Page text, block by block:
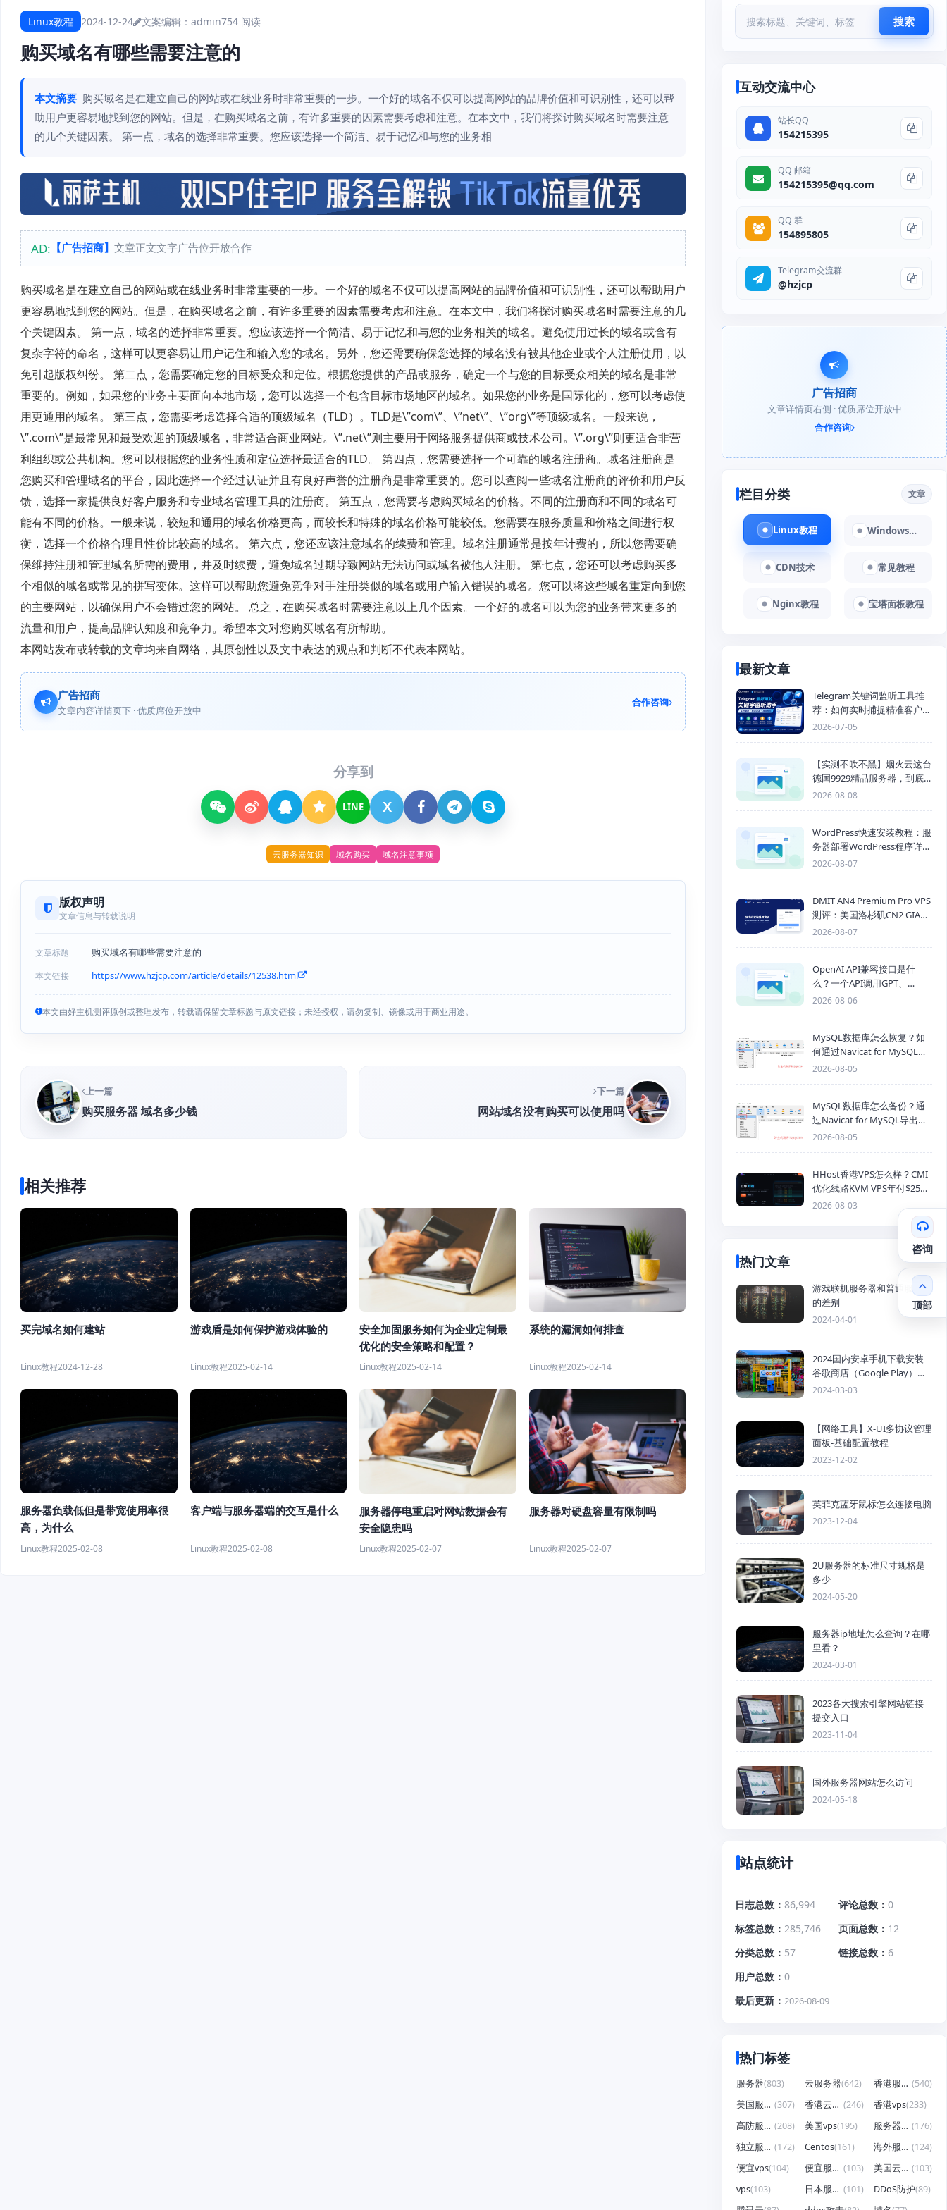
Linux教程 2024-12-24 文案编辑：admin754 阅读
购买域名有哪些需要注意的
本文摘要 购买域名是在建立自己的网站或在线业务时非常重要的一步。一个好的域名不仅可以提高网站的品牌价值和可识别性，还可以帮
助用户更容易地找到您的网站。但是，在购买域名之前，有许多重要的因素需要考虑和注意。在本文中，我们将探讨购买域名时需要注意
的几个关键因素。 第一点，域名的选择非常重要。您应该选择一个简洁、易于记忆和与您的业务相
AD: 【广告招商】 文章正文文字广告位开放合作
购买域名是在建立自己的网站或在线业务时非常重要的一步。一个好的域名不仅可以提高网站的品牌价值和可识别性，还可以帮助用户
更容易地找到您的网站。但是，在购买域名之前，有许多重要的因素需要考虑和注意。在本文中，我们将探讨购买域名时需要注意的几
个关键因素。 第一点，域名的选择非常重要。您应该选择一个简洁、易于记忆和与您的业务相关的域名。避免使用过长的域名或含有
复杂字符的命名，这样可以更容易让用户记住和输入您的域名。另外，您还需要确保您选择的域名没有被其他企业或个人注册使用，以
免引起版权纠纷。 第二点，您需要确定您的目标受众和定位。根据您提供的产品或服务，确定一个与您的目标受众相关的域名是非常
重要的。例如，如果您的业务主要面向本地市场，您可以选择一个包含目标市场地区的域名。如果您的业务是国际化的，您可以考虑使
用更通用的域名。 第三点，您需要考虑选择合适的顶级域名（TLD）。TLD是\”com\”、\”net\”、\”org\”等顶级域名。一般来说，
\”.com\”是最常见和最受欢迎的顶级域名，非常适合商业网站。\”.net\”则主要用于网络服务提供商或技术公司。\”.org\”则更适合非营
利组织或公共机构。您可以根据您的业务性质和定位选择最适合的TLD。 第四点，您需要选择一个可靠的域名注册商。域名注册商是
您购买和管理域名的平台，因此选择一个经过认证并且有良好声誉的注册商是非常重要的。您可以查阅一些域名注册商的评价和用户反
馈，选择一家提供良好客户服务和专业域名管理工具的注册商。 第五点，您需要考虑购买域名的价格。不同的注册商和不同的域名可
能有不同的价格。一般来说，较短和通用的域名价格更高，而较长和特殊的域名价格可能较低。您需要在服务质量和价格之间进行权
衡，选择一个价格合理且性价比较高的域名。 第六点，您还应该注意域名的续费和管理。域名注册通常是按年计费的，所以您需要确
保维持注册和管理域名所需的费用，并及时续费，避免域名过期导致网站无法访问或域名被他人注册。 第七点，您还可以考虑购买多
个相似的域名或常见的拼写变体。这样可以帮助您避免竞争对手注册类似的域名或用户输入错误的域名。您可以将这些域名重定向到您
的主要网站，以确保用户不会错过您的网站。 总之，在购买域名时需要注意以上几个因素。一个好的域名可以为您的业务带来更多的
流量和用户，提高品牌认知度和竞争力。希望本文对您购买域名有所帮助。
本网站发布或转载的文章均来自网络，其原创性以及文中表达的观点和判断不代表本网站。
广告招商
文章内容详情页下 · 优质席位开放中
合作咨询
分享到
LINE X
云服务器知识 域名购买 域名注意事项
版权声明
文章信息与转载说明
文章标题 购买域名有哪些需要注意的
本文链接 https://www.hzjcp.com/article/details/12538.html
本文由好主机测评原创或整理发布，转载请保留文章标题与原文链接；未经授权，请勿复制、镜像或用于商业用途。
上一篇
购买服务器 域名多少钱
下一篇
网站域名没有购买可以使用吗
相关推荐
买完域名如何建站
Linux教程2024-12-28
游戏盾是如何保护游戏体验的
Linux教程2025-02-14
安全加固服务如何为企业定制最
优化的安全策略和配置？
Linux教程2025-02-14
系统的漏洞如何排查
Linux教程2025-02-14
服务器负载低但是带宽使用率很
高，为什么
Linux教程2025-02-08
客户端与服务器端的交互是什么
Linux教程2025-02-08
服务器停电重启对网站数据会有
安全隐患吗
Linux教程2025-02-07
服务器对硬盘容量有限制吗
Linux教程2025-02-07
搜索
互动交流中心
站长QQ
154215395
QQ 邮箱
154215395@qq.com
QQ 群
154895805
Telegram交流群
@hzjcp
广告招商
文章详情页右侧 · 优质席位开放中
合作咨询
栏目分类 文章
Linux教程 Windows教程
CDN技术 常见教程
Nginx教程 宝塔面板教程
最新文章
Telegram关键词监听工具推
荐：如何实时捕捉精准客户，
提高获客效率？
2026-07-05
【实测不吹不黑】烟火云这台
德国9929精品服务器，到底
能不能打？
2026-08-08
WordPress快速安装教程：服
务器部署WordPress程序详细
步骤
2026-08-07
DMIT AN4 Premium Pro VPS
测评：美国洛杉矶CN2 GIA三
网优化线路性能测试
2026-08-07
OpenAI API兼容接口是什
么？一个API调用GPT、
Claude、Gemini、DeepSeek
2026-08-06
MySQL数据库怎么恢复？如
何通过Navicat for MySQL导
入SQL备份文件
2026-08-05
MySQL数据库怎么备份？通
过Navicat for MySQL导出
Mysql数据库为SQL格式备份
2026-08-05
HHost香港VPS怎么样？CMI
优化线路KVM VPS年付$25
起，4GB内存优惠套餐
2026-08-03
热门文章
游戏联机服务器和普通服务器
的差别
2024-04-01
2024国内安卓手机下载安装
谷歌商店（Google Play）详
细步骤
2024-03-03
【网络工具】X-UI多协议管理
面板-基础配置教程
2023-12-02
英菲克蓝牙鼠标怎么连接电脑
2023-12-04
2U服务器的标准尺寸规格是
多少
2024-05-20
服务器ip地址怎么查询？在哪
里看？
2024-03-01
2023各大搜索引擎网站链接
提交入口
2023-11-04
国外服务器网站怎么访问
2024-05-18
站点统计
日志总数 86,994 评论总数
0
标签总数
285,746 页面总数
12
分类总数
57 链接总数
6
用户总数
0
最后更新
2026-08-09
热门标签
服务器(803) 云服务器(642) 香港服务器 (540)
美国服务器 (307) 香港云服务器 (246) 香港vps(233)
高防服务器 (208) 美国vps(195) 服务器租用 (176)
独立服务器 (172) Centos(161) 海外服务器 (124)
便宜vps(104) 便宜服务器 (103) 美国云服务器 (103)
vps(103) 日本服务器 (101) DDoS防护(89)
咨询
顶部